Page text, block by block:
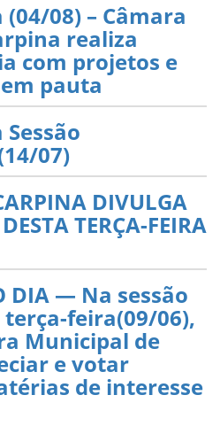
08) – Câmara
realiza
com projetos e
pauta
07)
DIVULGA
TERÇA-FEIRA
DIA — Na sessão
feira(09/06),
Municipal de
e votar
de interesse